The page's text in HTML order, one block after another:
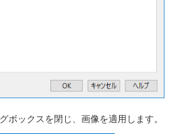
ボックスを閉じ、画像を適用します。